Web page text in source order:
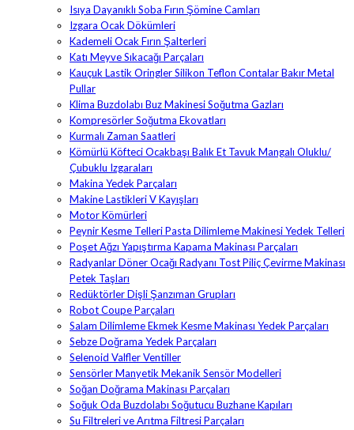
Isıya Dayanıklı Soba Fırın Şömine Camları
Izgara Ocak Dökümleri
Kademeli Ocak Fırın Şalterleri
Katı Meyve Sıkacağı Parçaları
Kauçuk Lastik Oringler Silikon Teflon Contalar Bakır Metal
Pullar
Klima Buzdolabı Buz Makinesi Soğutma Gazları
Kompresörler Soğutma Ekovatları
Kurmalı Zaman Saatleri
Kömürlü Köfteci Ocakbaşı Balık Et Tavuk Mangalı Oluklu/
Çubuklu Izgaraları
Makina Yedek Parçaları
Makine Lastikleri V Kayışları
Motor Kömürleri
Peynir Kesme Telleri Pasta Dilimleme Makinesi Yedek Telleri
Poşet Ağzı Yapıştırma Kapama Makinası Parçaları
Radyanlar Döner Ocağı Radyanı Tost Piliç Çevirme Makinası
Petek Taşları
Redüktörler Dişli Şanzıman Grupları
Robot Coupe Parçaları
Salam Dilimleme Ekmek Kesme Makinası Yedek Parçaları
Sebze Doğrama Yedek Parçaları
Selenoid Valfler Ventiller
Sensörler Manyetik Mekanik Sensör Modelleri
Soğan Doğrama Makinası Parçaları
Soğuk Oda Buzdolabı Soğutucu Buzhane Kapıları
Su Filtreleri ve Arıtma Filtresi Parçaları